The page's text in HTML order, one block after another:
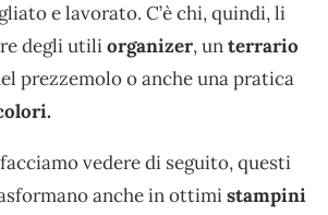
e lavorato. C’è chi, quindi, li
degli utiliorganizer, unterrario
prezzemolo o anche una pratica
vedere di seguito, questi
anche in ottimistampini